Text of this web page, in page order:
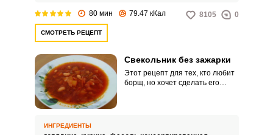
80 мин 79.47 кКал 8105 0
СМОТРЕТЬ РЕЦЕПТ
Свекольник без зажарки
Этот рецепт для тех, кто любит
борщ, но хочет сделать его
ИНГРЕДИЕНТЫ